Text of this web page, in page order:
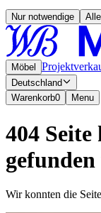
Nur notwendige
Möbel
Deutschland
Warenkorb0 Menu
404
Wir konnten die